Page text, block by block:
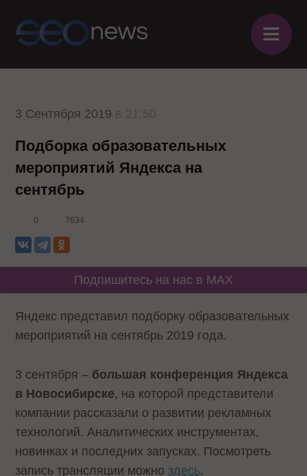
≡
3 Сентября 2019
Подборка образовательных
мероприятий Яндекса на
сентябрь
0 7634
Подпишитесь на нас в MAX
Яндекс представил подборку образовательных
мероприятий на сентябрь 2019 года.
3 сентября – большая конференция Яндекса
в Новосибирске, на которой представители
компании рассказали о развитии рекламных
технологий. Аналитических инструментах,
новинках и последних запусках. Посмотреть
запись трансляции можно здесь.